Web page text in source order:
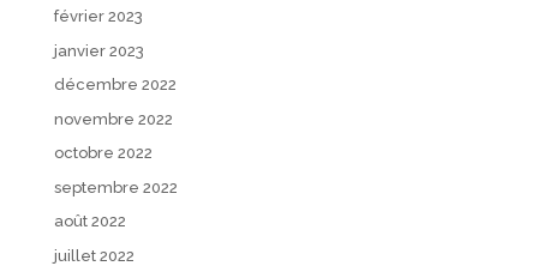
février 2023
janvier 2023
décembre 2022
novembre 2022
octobre 2022
septembre 2022
août 2022
juillet 2022